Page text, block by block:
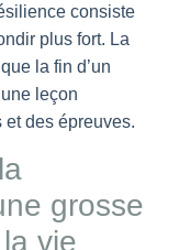
consiste
plus fort. La
la fin d’un
leçon
des épreuves.
grosse
vie